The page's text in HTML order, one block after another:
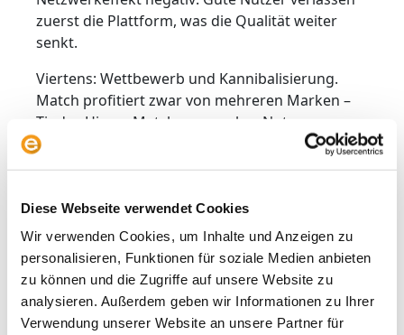
Diese Webseite verwendet Cookies
Wir verwenden Cookies, um Inhalte und Anzeigen zu
personalisieren, Funktionen für soziale Medien anbieten
zu können und die Zugriffe auf unsere Website zu
analysieren. Außerdem geben wir Informationen zu Ihrer
Verwendung unserer Website an unsere Partner für
zuerst die Plattform, was die Qualität weiter
senkt.
Viertens: Wettbewerb und Kannibalisierung.
Match profitiert zwar von mehreren Marken –
Tinder, Hinge, Match.com –, aber Nutzer
wandern häufig innerhalb des eigenen
Portfolios, statt dass netto neue Nutzer
aber kein echtes Wachstum. Bei Bumble kommt
zusätzlich der direkte Wettbewerbsdruck hinzu.
In Märkten ohne starke Differenzierung genügt
ein Trendwechsel oder ein besseres
Nutzererlebnis beim Konkurrenten, um
Marktanteile deutlich zu verschieben.